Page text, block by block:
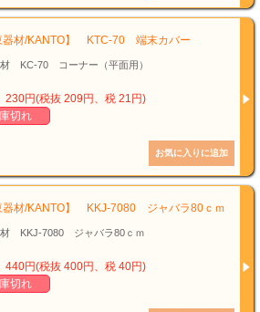
器材/KANTO】 KTC-70 端末カバー
KC-70 コーナー（平面用）
230円(税抜 209円、税 21円)
切れ
器材/KANTO】 KKJ-7080 ジャバラ80ｃｍ
材 KKJ-7080 ジャバラ80ｃｍ
440円(税抜 400円、税 40円)
切れ